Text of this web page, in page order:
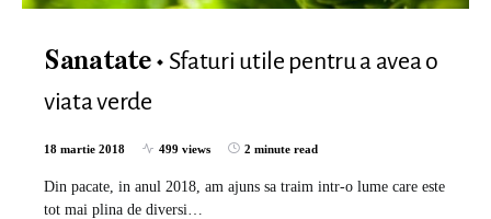
Sanatate
Sfaturi utile pentru a avea o
viata verde
18 martie 2018 499 views 2 minute read
Din pacate, in anul 2018, am ajuns sa traim intr-o lume care este
tot mai plina de diversi…